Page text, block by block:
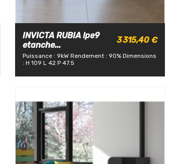
INVICTA RUBIA lpe9
etanche...
3 315,40 €
Puissance : 9kW Rendement : 90% Dimensions
: H 109 L 42 P 47.5